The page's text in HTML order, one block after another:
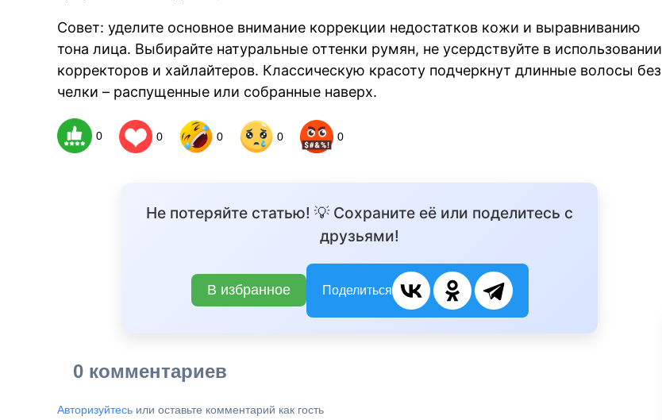
Совет: уделите основное внимание коррекции недостатков кожи и выравниванию
тона лица. Выбирайте натуральные оттенки румян, не усердствуйте в использовании
корректоров и хайлайтеров. Классическую красоту подчеркнут длинные волосы без
челки – распущенные или собранные наверх.
0 0 0 0 0
Не потеряйте статью! 💡 Сохраните её или поделитесь с
друзьями!
В избранное Поделиться
0 комментариев
Авторизуйтесь или оставьте комментарий как гость